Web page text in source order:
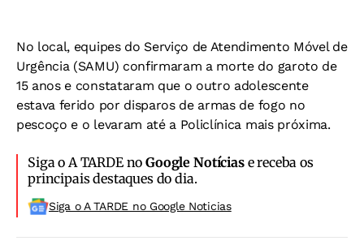
No local, equipes do Serviço de Atendimento Móvel de
Urgência (SAMU) confirmaram a morte do garoto de
15 anos e constataram que o outro adolescente
estava ferido por disparos de armas de fogo no
pescoço e o levaram até a Policlínica mais próxima.
Siga o A TARDE noGoogle Notíciase receba os
principais destaques do dia.
Siga o A TARDE no Google Noticias